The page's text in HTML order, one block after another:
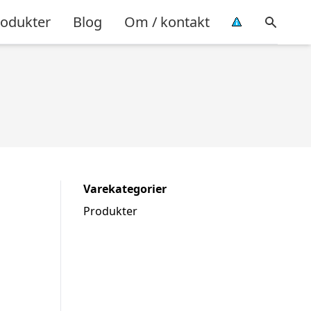
Blog Om / kontakt
Varekategorier
Produkter